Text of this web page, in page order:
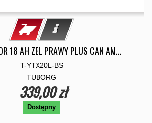
18 AH ZEL PRAWY PLUS CAN AM...
T-YTX20L-BS
TUBORG
339,00 zł
Dostępny